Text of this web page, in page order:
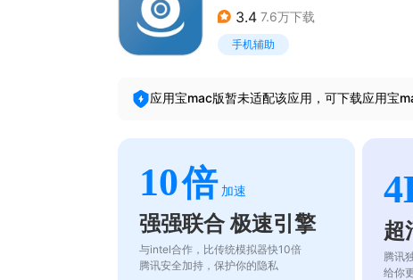
3.4 7.6万下载
手机辅助
应用宝mac版暂未适配该应用，可下载应用宝
10倍 加速
强强联合 极速引擎
与intel合作，比传统模拟器快10倍
腾讯安全加持，保护你的隐私
超
腾讯
给你